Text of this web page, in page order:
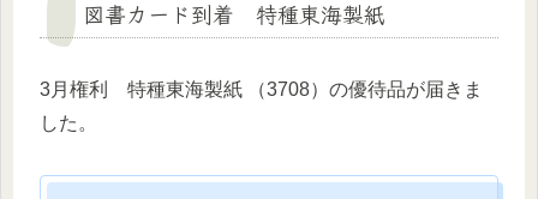
図書カード到着 特種東海製紙
3月権利 特種東海製紙 （3708）の優待品が届きま
した。